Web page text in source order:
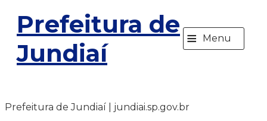
Prefeitura de
Jundiaí
≡ Menu
Prefeitura de Jundiaí | jundiai.sp.gov.br